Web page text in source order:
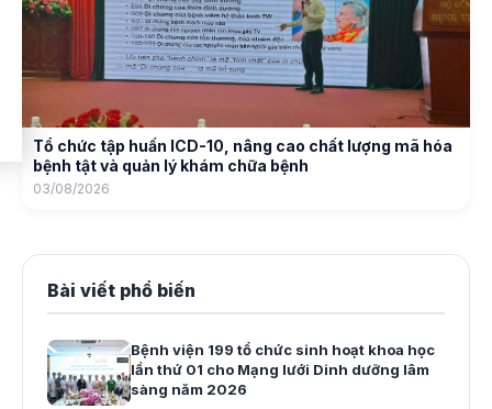
Tổ chức tập huấn ICD-10, nâng cao chất lượng mã hóa
bệnh tật và quản lý khám chữa bệnh
03/08/2026
Bài viết phổ biến
Bệnh viện 199 tổ chức sinh hoạt khoa học
lần thứ 01 cho Mạng lưới Dinh dưỡng lâm
sàng năm 2026